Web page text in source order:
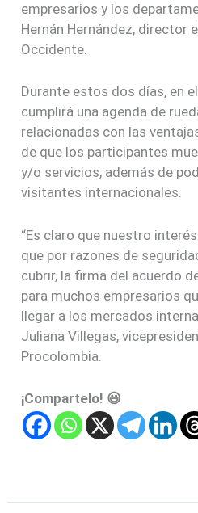
empresarios y los
Hernán Hernández, director
Occidente.
Durante estos dos días, en
cumplirá una agenda de
relacionadas con las
de que los participantes
y/o servicios, además de
visitantes internacionales.
“Es claro que nuestro
que por razones de
cubrir, la firma del acuerdo
para muchos empresarios
llegar a los mercados
Juliana Villegas,
Procolombia.
¡Compartelo! 😃